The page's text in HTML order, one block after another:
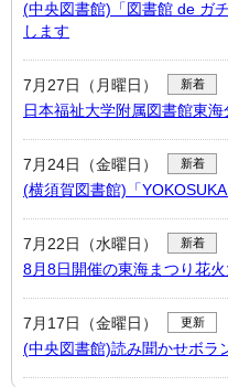
(中央図書館)「図書館 de ガ
します
7月27日（月曜日） 新着
日本福祉大学附属図書館東
7月24日（金曜日） 新着
(横須賀図書館)「
7月22日（水曜日） 新着
8月8日開催の東海まつり花
7月17日（金曜日） 更新
(中央図書館)読み聞かせボラ